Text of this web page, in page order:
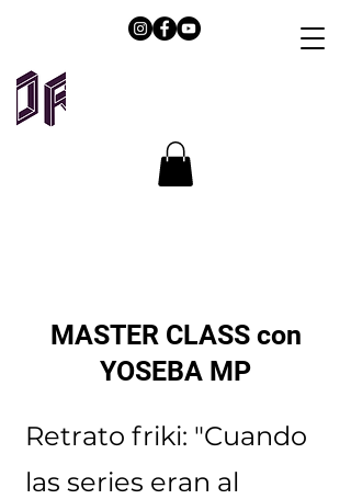
MASTER CLASS con
YOSEBA MP
Retrato friki: "Cuando
las series eran al